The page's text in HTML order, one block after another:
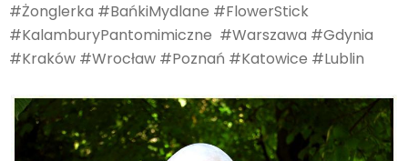
#Żonglerka #BańkiMydlane #FlowerStick
#KalamburyPantomimiczne #Warszawa #Gdynia
#Kraków #Wrocław #Poznań #Katowice #Lublin